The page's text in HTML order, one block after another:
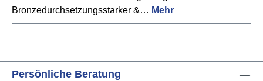
Bronzedurchsetzungsstarker &… Mehr
Persönliche Beratung